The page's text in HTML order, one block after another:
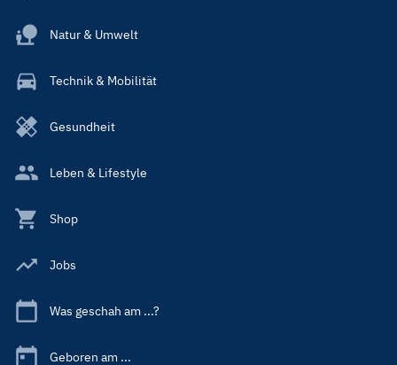
Natur & Umwelt
Technik & Mobilität
Gesundheit
Leben & Lifestyle
Shop
Jobs
Was geschah am ...?
Geboren am ...